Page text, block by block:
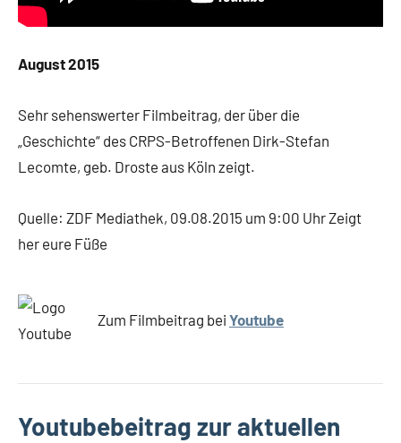
August 2015
Sehr sehenswerter Filmbeitrag, der über die
„Geschichte“ des CRPS-Betroffenen Dirk-Stefan
Lecomte, geb. Droste aus Köln zeigt.
Quelle: ZDF Mediathek, 09.08.2015 um 9:00 Uhr Zeigt
her eure Füße
Zum Filmbeitrag bei Youtube
Youtubebeitrag zur aktuellen